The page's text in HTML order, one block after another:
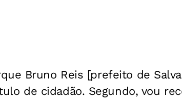
Bruno Reis [prefeito de
de cidadão. Segundo, vou